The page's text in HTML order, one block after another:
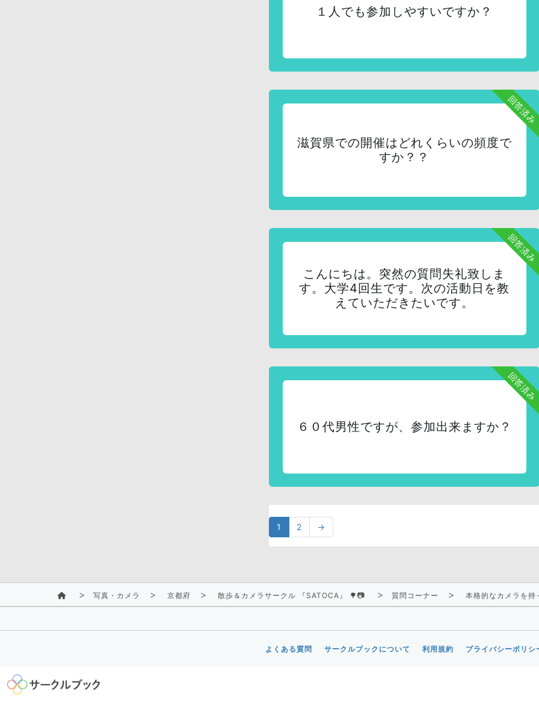
１人でも参加しやすいですか？
回答済み
滋賀県での開催はどれくらいの頻度で
すか？？
回答済み
こんにちは。突然の質問失礼致しま
す。大学4回生です。次の活動日を教
えていただきたいです。
回答済み
６０代男性ですが、参加出来ますか？
1 2 →
写真・カメラ 京都府 散歩＆カメラサークル 『SATOCA』 🌳📷 質問コーナー 本格的なカメラを持
よくある質問 サークルブックについて 利用規約 プライバシーポリシ